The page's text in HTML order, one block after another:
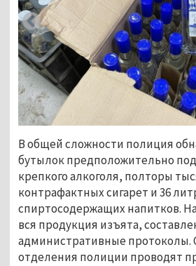
В общей сложности полиция
бутылок предположительно
крепкого алкоголя, полторы
контрафактных сигарет и 36
спиртосодержащих напитков.
вся продукция изъята,
административные протоколы.
отделения полиции проводят